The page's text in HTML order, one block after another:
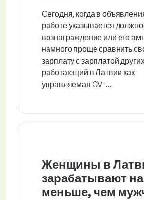
Сегодня, когда в
работе указывается
вознаграждение или его
намного проще сравнить
зарплату с зарплатой
работающий в Латвии как
управляемая CV-...
Женщины в
зарабатывают
меньше, чем